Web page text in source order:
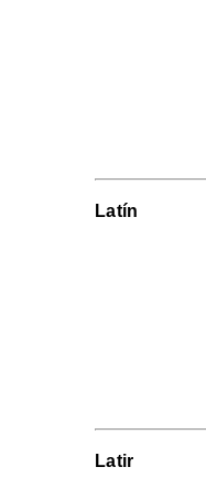
Latín
Latir